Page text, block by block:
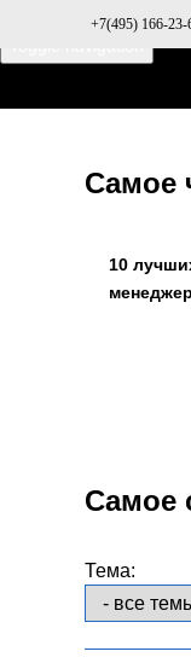
+7(495) 166-23-
Самое
10
Самое
Тема: